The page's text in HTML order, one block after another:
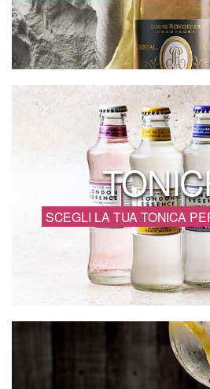
SCEGLI LA TUA TONICA